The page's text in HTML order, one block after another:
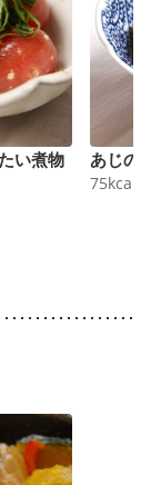
い煮物 あじの
75kcal